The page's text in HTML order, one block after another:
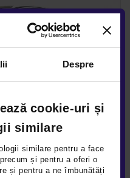
Despre
cookie-uri și
similare
similare pentru a face
și pentru a oferi o
și pentru a ne îmbunătăți